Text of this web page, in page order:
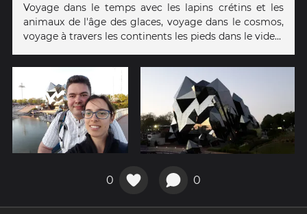
Voyage dans le temps avec les lapins crétins et les
animaux de l'âge des glaces, voyage dans le cosmos,
voyage à travers les continents les pieds dans le vide...
0 0